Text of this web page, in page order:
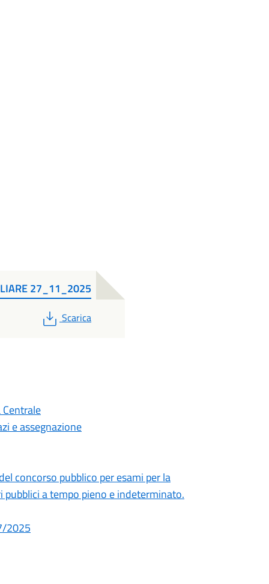
27_11_2025
PDF
Scarica
e assegnazione
concorso pubblico per esami per la
a tempo pieno e indeterminato.
2025